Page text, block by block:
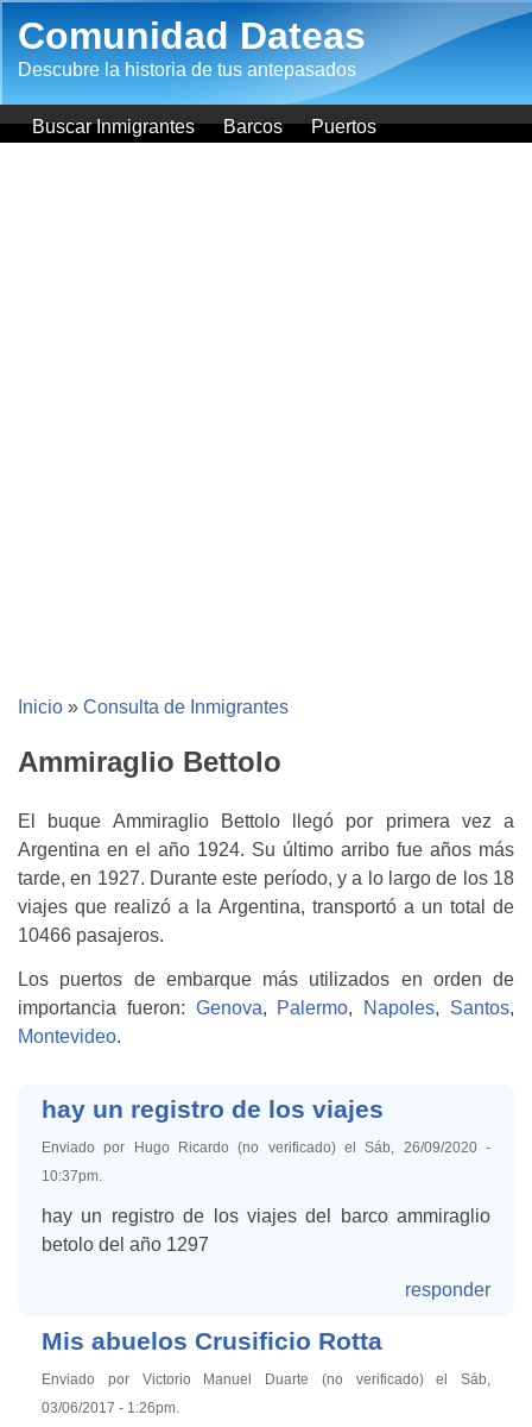
Comunidad Dateas
Descubre la historia de tus antepasados
Buscar Inmigrantes Barcos Puertos
Inicio » Consulta de Inmigrantes
Ammiraglio Bettolo
El buque Ammiraglio Bettolo llegó por primera vez a
Argentina en el año 1924. Su último arribo fue años más
tarde, en 1927. Durante este período, y a lo largo de los 18
viajes que realizó a la Argentina, transportó a un total de
10466 pasajeros.
Los puertos de embarque más utilizados en orden de
importancia fueron: Genova, Palermo, Napoles, Santos,
Montevideo.
hay un registro de los viajes
Enviado por Hugo Ricardo (no verificado) el Sáb, 26/09/2020 -
10:37pm.
hay un registro de los viajes del barco ammiraglio
betolo del año 1297
responder
Mis abuelos Crusificio Rotta
Enviado por Victorio Manuel Duarte (no verificado) el Sáb,
03/06/2017 - 1:26pm.